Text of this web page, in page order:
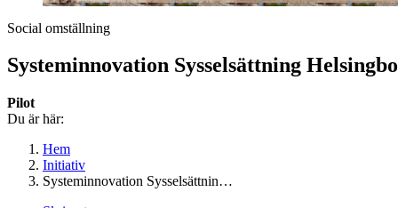
Social omställning
Systeminnovation Sysselsättning
Pilot
Du är här:
Hem
Initiativ
Systeminnovation Sysselsättnin…